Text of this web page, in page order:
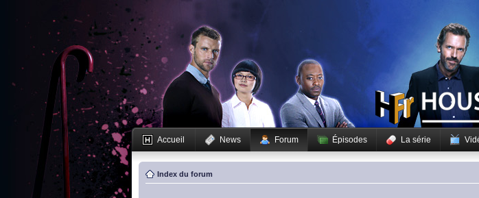
Accueil News Forum Épisodes La série
Index du forum